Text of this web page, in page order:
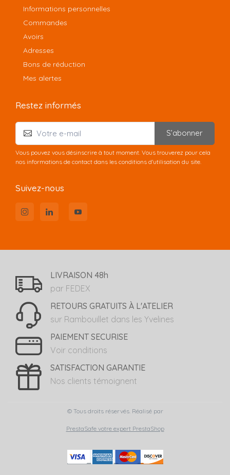
Informations personnelles
Commandes
Avoirs
Adresses
Bons de réduction
Mes alertes
Restez informés
S’abonner
Vous pouvez vous désinscrire à tout moment. Vous trouverez pour cela
nos informations de contact dans les conditions d'utilisation du site.
Suivez-nous
LIVRAISON 48h
par FEDEX
RETOURS GRATUITS À L'ATELIER
sur Rambouillet dans les Yvelines
PAIEMENT SECURISE
Voir conditions
SATISFACTION GARANTIE
Nos clients témoignent
© Tous droits réservés. Réalisé par
PrestaSafe votre expert PrestaShop